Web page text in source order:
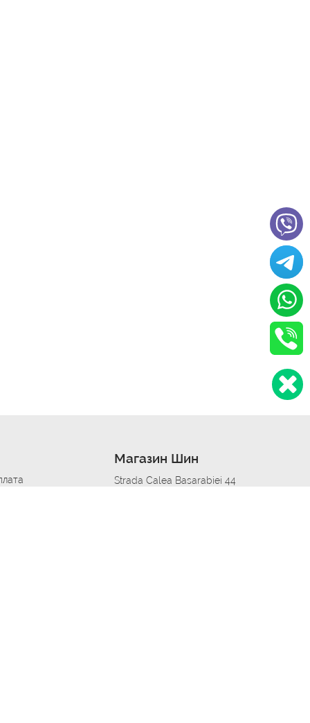
Магазин Шин
Strada Calea Basarabiei 44